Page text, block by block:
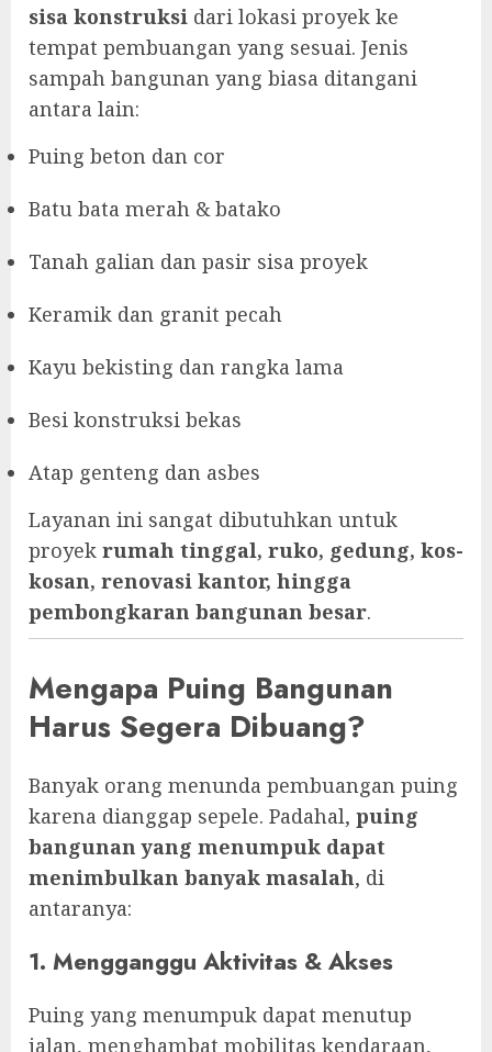
sisa konstruksi dari lokasi proyek ke
tempat pembuangan yang sesuai. Jenis
sampah bangunan yang biasa ditangani
antara lain:
Puing beton dan cor
Batu bata merah & batako
Tanah galian dan pasir sisa proyek
Keramik dan granit pecah
Kayu bekisting dan rangka lama
Besi konstruksi bekas
Atap genteng dan asbes
Layanan ini sangat dibutuhkan untuk
proyek rumah tinggal, ruko, gedung, kos-
kosan, renovasi kantor, hingga
pembongkaran bangunan besar.
Mengapa Puing Bangunan
Harus Segera Dibuang?
Banyak orang menunda pembuangan puing
karena dianggap sepele. Padahal, puing
bangunan yang menumpuk dapat
menimbulkan banyak masalah, di
antaranya:
1. Mengganggu Aktivitas & Akses
Puing yang menumpuk dapat menutup
jalan, menghambat mobilitas kendaraan,